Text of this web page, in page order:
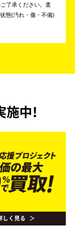
了承ください。 査
態(汚れ・傷・不備)
中！